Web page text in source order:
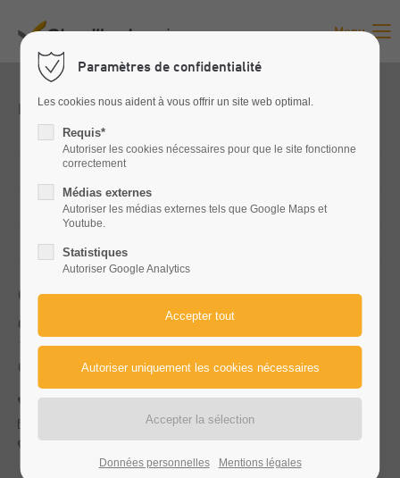
Menu
Favoris
Valtra
Kuhn
Promodis
Occasions
Contact
Chevillard Agri
1096 Grande Route
01630 Saint-Jean-de-Gonville
+33 (0)4 50 56 37 28
info@chevillard-agri.com
au planificateur d'itinéraire
Paramètres de confidentialité
Les cookies nous aident à vous offrir un site web optimal.
Requis*
Autoriser les cookies nécessaires pour que le site fonctionne
correctement
Médias externes
Autoriser les médias externes tels que Google Maps et
Youtube.
Statistiques
Autoriser Google Analytics
Données personnelles Mentions légales